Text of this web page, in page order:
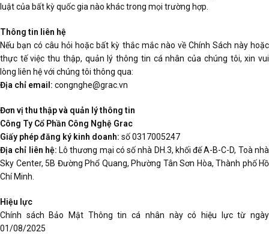
luật của bất kỳ quốc gia nào khác trong mọi trường hợp.
Thông tin liên hệ
Nếu bạn có câu hỏi hoặc bất kỳ thắc mắc nào về Chính Sách này hoặc
thực tế việc thu thập, quản lý thông tin cá nhân của chúng tôi, xin vui
lòng liên hệ với chúng tôi thông qua:
Địa chỉ email: congnghe@grac.vn
Đơn vị thu thập và quản lý thông tin
Công Ty Cổ Phần Công Nghệ Grac
Giấy phép đăng ký kinh doanh: số 0317005247
Địa chỉ liên hệ: Lô thương mại có số nhà DH.3, khối đế A-B-C-D, Toà nhà
Sky Center, 5B Đường Phổ Quang, Phường Tân Sơn Hòa, Thành phố Hồ
Chí Minh.
Hiệu lực
Chính sách Bảo Mật Thông tin cá nhân này có hiệu lực từ ngày
01/08/2025